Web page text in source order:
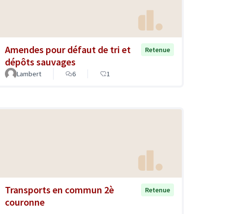
Amendes pour défaut de tri et
dépôts sauvages
Retenue
Lambert 6 1
Transports en commun 2è
couronne
Retenue